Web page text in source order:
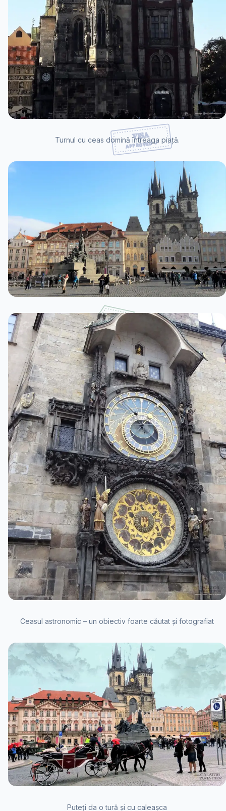
Turnul cu ceas domină întreaga piață.
Ceasul astronomic – un obiectiv foarte căutat și fotografiat
Puteți da o tură și cu caleașca